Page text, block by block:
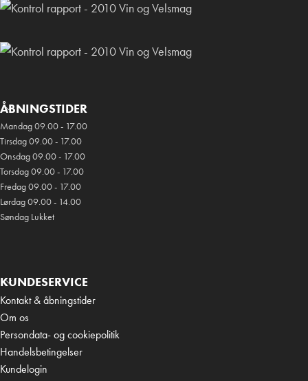
ÅBNINGSTIDER
Mandag 09.00 - 17.00
Tirsdag 09.00 - 17.00
Onsdag 09.00 - 17.00
Torsdag 09.00 - 17.00
Fredag 09.00 - 17.00
Lørdag 09.00 - 14.00
Søndag Lukket
KUNDESERVICE
Kontakt & åbningstider
Om os
Persondata- og cookiepolitik
Handelsbetingelser
Kundelogin